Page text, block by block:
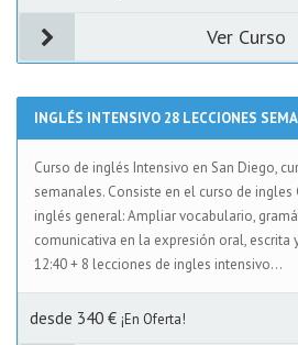
Ver Curso
INGLÉS INTENSIVO 28 LECCIONES
Curso de inglés Intensivo en San Diego,
semanales. Consiste en el curso de
inglés general: Ampliar vocabulario,
comunicativa en la expresión oral, escrita
12:40 + 8 lecciones de ingles intensivo...
desde 340 € ¡En Oferta!